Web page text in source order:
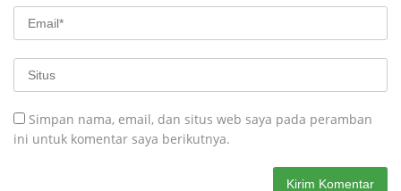
Simpan nama, email, dan situs web saya pada peramban
ini untuk komentar saya berikutnya.